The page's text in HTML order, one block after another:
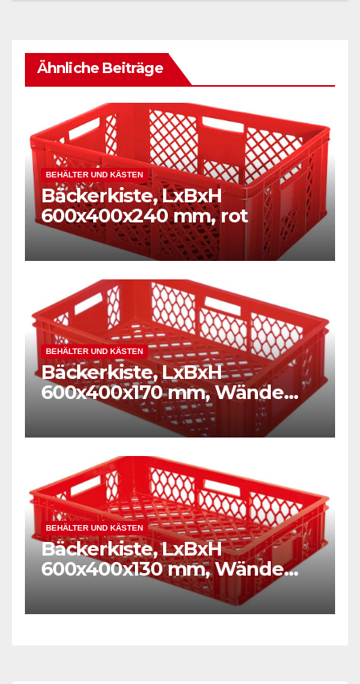
Ähnliche Beiträge
BEHÄLTER UND KÄSTEN
Bäckerkiste, LxBxH
600x400x240 mm, rot
BEHÄLTER UND KÄSTEN
Bäckerkiste, LxBxH
600x400x170 mm, Wände
und Boden durchbrochen,
Gewicht 1,50 kg, rot
BEHÄLTER UND KÄSTEN
Bäckerkiste, LxBxH
600x400x130 mm, Wände
und Boden durchbrochen,
Gewicht 1,40 kg, rot